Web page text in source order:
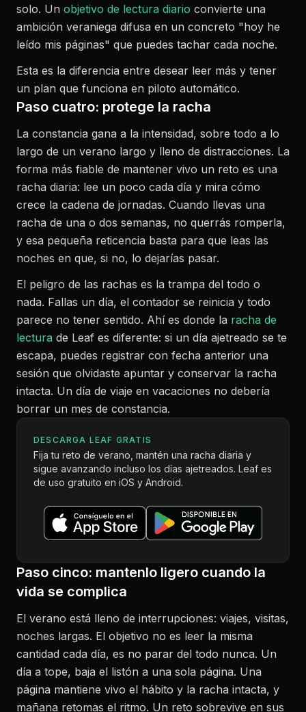
solo. Un objetivo de lectura diario convierte una
ambición veraniega difusa en un concreto "hoy he
leído mis páginas" que puedes tachar cada noche.
Esta es la diferencia entre desear leer más y tener
un plan que funciona en piloto automático.
Paso cuatro: protege la racha
La constancia gana a la intensidad, sobre todo a lo
largo de un verano largo y lleno de distracciones. La
forma más fiable de mantener vivo un reto es una
racha diaria: lee un poco cada día y mira cómo
crece la cadena de jornadas. Cuando llevas una
racha de una o dos semanas, no querrás romperla,
y esa pequeña reticencia basta para que leas las
noches en que, si no, lo dejarías pasar.
El peligro de las rachas es la trampa del todo o
nada. Fallas un día, el contador se reinicia y todo
parece no tener sentido. Ahí es donde la racha de
lectura de Leaf es diferente: si un día ajetreado se te
escapa, puedes registrar con fecha anterior una
sesión que olvidaste apuntar y conservar la racha
intacta. Un día de viaje en vacaciones no debería
borrar un mes de constancia.
DESCARGA LEAF GRATIS
Fija tu reto de verano, mantén una racha diaria y
sigue avanzando incluso los días ajetreados. Leaf es
de uso gratuito en iOS y Android.
Paso cinco: mantenlo ligero cuando la
vida se complica
El verano está lleno de interrupciones: viajes, visitas,
noches largas. El objetivo no es leer la misma
cantidad cada día, es no parar del todo nunca. Un
día a tope, baja el listón a una sola página. Una
página mantiene vivo el hábito y la racha intacta, y
mañana retomas el ritmo. Un reto sobrevive en sus